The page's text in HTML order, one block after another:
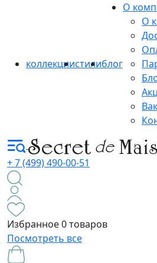
коллекциистилиблог
О
О
+ 7 (499) 490-00-51
Избранное0 товаров
Посмотреть все